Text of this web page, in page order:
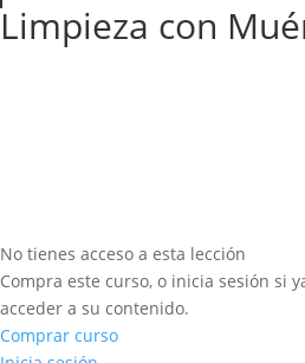
Consagración de la khuya del
Clase 2
Conexión con el Espíritu del
Como armar la Misha
Limpieza con
No tienes acceso a esta lección
Compra este curso, o inicia sesión si
acceder a su contenido.
Comprar curso